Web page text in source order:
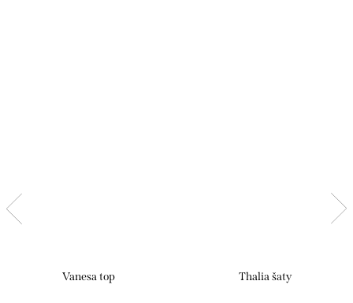
Vanesa top Thalia šaty